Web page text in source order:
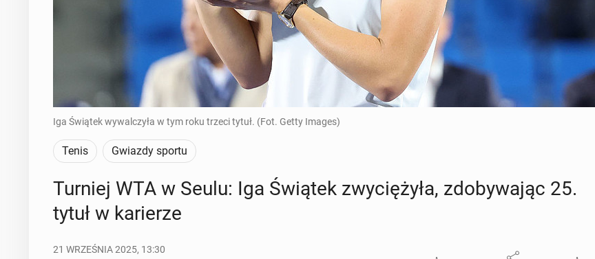
Iga Świątek wywalczyła w tym roku trzeci tytuł. (Fot. Getty Images)
Tenis Gwiazdy sportu
Turniej WTA w Seulu: Iga Świątek zwy­cię­ży­ła, zdo­by­wa­jąc 25.
tytuł w ka­rie­rze
21 WRZEŚNIA 2025, 13:30